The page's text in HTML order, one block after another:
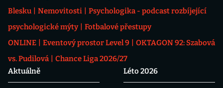
Blesku
Nemovitosti
Psychologika - podcast rozbíjející
psychologické mýty
Fotbalové přestupy
ONLINE
Eventový prostor Level 9
OKTAGON 92: Szabová
vs. Pudilová
Chance Liga 2026/27
Aktuálně
Léto 2026